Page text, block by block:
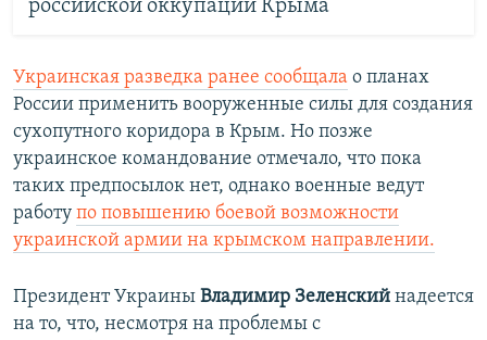
российской оккупации Крыма
Украинская разведка ранее сообщала о планах
России применить вооруженные силы для создания
сухопутного коридора в Крым. Но позже
украинское командование отмечало, что пока
таких предпосылок нет, однако военные ведут
работу по повышению боевой возможности
украинской армии на крымском направлении.
Президент Украины Владимир Зеленский надеется
на то, что, несмотря на проблемы с